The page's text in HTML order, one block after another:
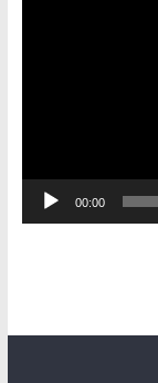
00:00